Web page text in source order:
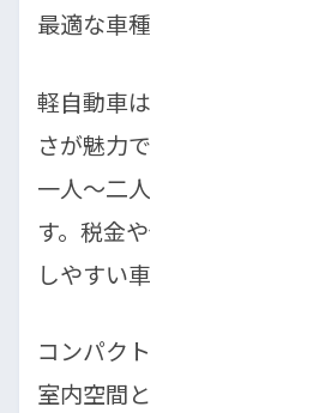
最適な車種は大きく変わりま
軽自動車は、燃費の良さと
さが魅力で、狭い道が多い
一人〜二人での移動がメイ
す。税金や保険料も安く、
しやすい車種といえます。
コンパクトカーは、軽自動
室内空間と安定性を備えて